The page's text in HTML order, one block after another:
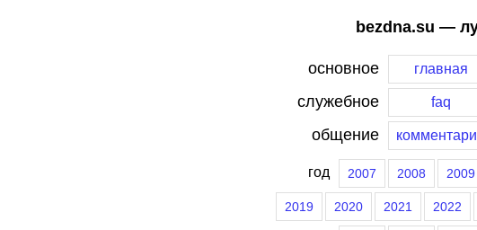
bezdna.su —
основное главная
служебное faq
общение
год 2007 2008 2009
2019 2020 2021 2022